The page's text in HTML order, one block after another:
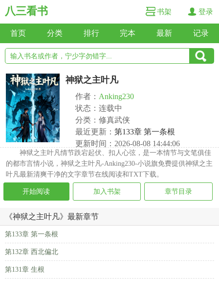
八三看书 书架 登录
首页 分类 排行 完本 最新 记录
神狱之主叶凡
作者： Anking230
状态：连载中
分类：修真武侠
最近更新： 第133章 第一条根
更新时间：2026-08-08 14:44:06
神狱之主叶凡情节跌宕起伏、扣人心弦，是一本情节与文笔俱佳
的都市言情小说，神狱之主叶凡-Anking230-小说旗免费提供神狱之主
叶凡最新清爽干净的文字章节在线阅读和TXT下载。
开始阅读 加入书架 章节目录
《神狱之主叶凡》最新章节
第133章 第一条根
第132章 西北偏北
第131章 生根